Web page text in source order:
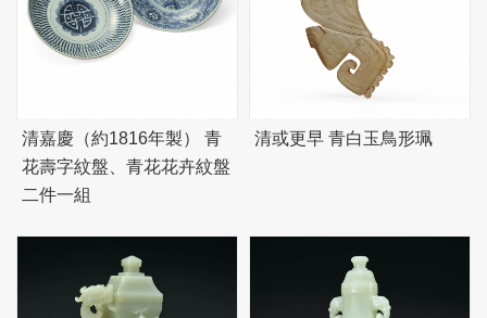
清嘉慶（約1816年製） 青
花壽字紋盤、青花花卉紋盤
二件一組
清或更早 青白玉鳥形珮